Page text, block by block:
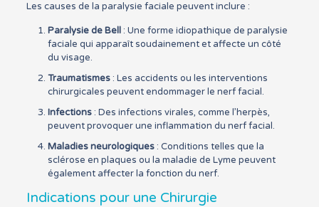
Les causes de la paralysie faciale peuvent inclure :
Paralysie de Bell: Une forme idiopathique de paralysie
faciale qui apparaît soudainement et affecte un côté
du visage.
Traumatismes: Les accidents ou les interventions
chirurgicales peuvent endommager le nerf facial.
Infections: Des infections virales, comme l’herpès,
peuvent provoquer une inflammation du nerf facial.
Maladies neurologiques: Conditions telles que la
sclérose en plaques ou la maladie de Lyme peuvent
également affecter la fonction du nerf.
Indications pour une Chirurgie